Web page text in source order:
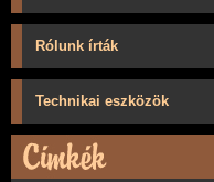
Rólunk írták
Technikai eszközök